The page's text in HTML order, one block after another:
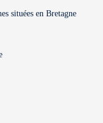
situées en Bretagne